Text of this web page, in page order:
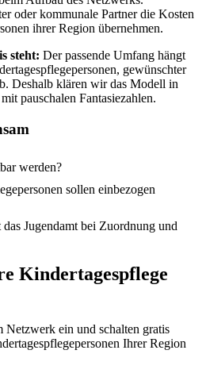
oder kommunale Partner die Kosten
ihrer Region übernehmen.
steht: Der passende Umfang hängt
gewünschter
Deshalb klären wir das Modell in
pauschalen Fantasiezahlen.
werden?
sollen einbezogen
Jugendamt bei Zuordnung und
Kindertagespflege
ein und schalten gratis
Ihrer Region